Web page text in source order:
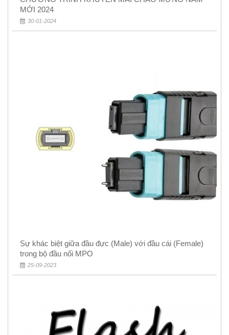
MỚI 2024
30-01-2024
Sự khác biệt giữa đầu đực (Male) với đầu cái (Female)
trong bộ đầu nối MPO
25-09-2023